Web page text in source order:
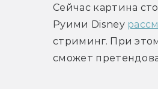
Сейчас картина
Руими Disney
стриминг. При
сможет